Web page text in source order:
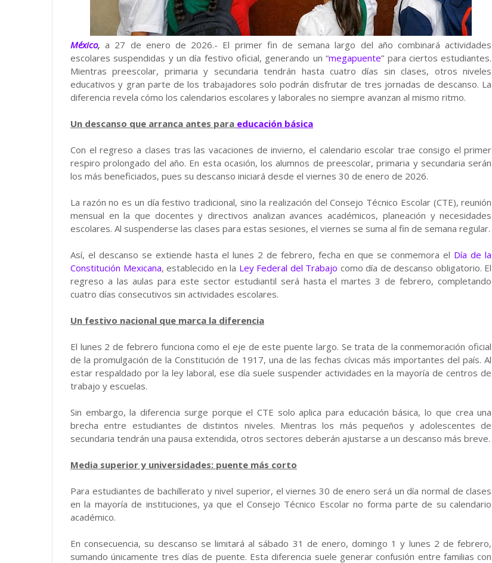
México,a 27 de enero de 2026.- El primer fin de semana largo del año combinará actividades
escolares suspendidas y un día festivo oficial, generando un “megapuente” para ciertos estudiantes.
Mientras preescolar, primaria y secundaria tendrán hasta cuatro días sin clases, otros niveles
educativos y gran parte de los trabajadores solo podrán disfrutar de tres jornadas de descanso. La
diferencia revela cómo los calendarios escolares y laborales no siempre avanzan al mismo ritmo.
Un descanso que arranca antes para educación básica
Con el regreso a clases tras las vacaciones de invierno, el calendario escolar trae consigo el primer
respiro prolongado del año. En esta ocasión, los alumnos de preescolar, primaria y secundaria serán
los más beneficiados, pues su descanso iniciará desde el viernes 30 de enero de 2026.
La razón no es un día festivo tradicional, sino la realización del Consejo Técnico Escolar (CTE), reunión
mensual en la que docentes y directivos analizan avances académicos, planeación y necesidades
escolares. Al suspenderse las clases para estas sesiones, el viernes se suma al fin de semana regular.
Así, el descanso se extiende hasta el lunes 2 de febrero, fecha en que se conmemora el Día de la
Constitución Mexicana, establecido en la Ley Federal del Trabajo como día de descanso obligatorio. El
regreso a las aulas para este sector estudiantil será hasta el martes 3 de febrero, completando
cuatro días consecutivos sin actividades escolares.
Un festivo nacional que marca la diferencia
El lunes 2 de febrero funciona como el eje de este puente largo. Se trata de la conmemoración oficial
de la promulgación de la Constitución de 1917, una de las fechas cívicas más importantes del país. Al
estar respaldado por la ley laboral, ese día suele suspender actividades en la mayoría de centros de
trabajo y escuelas.
Sin embargo, la diferencia surge porque el CTE solo aplica para educación básica, lo que crea una
brecha entre estudiantes de distintos niveles. Mientras los más pequeños y adolescentes de
secundaria tendrán una pausa extendida, otros sectores deberán ajustarse a un descanso más breve.
Media superior y universidades: puente más corto
Para estudiantes de bachillerato y nivel superior, el viernes 30 de enero será un día normal de clases
en la mayoría de instituciones, ya que el Consejo Técnico Escolar no forma parte de su calendario
académico.
En consecuencia, su descanso se limitará al sábado 31 de enero, domingo 1 y lunes 2 de febrero,
sumando únicamente tres días de puente. Esta diferencia suele generar confusión entre familias con